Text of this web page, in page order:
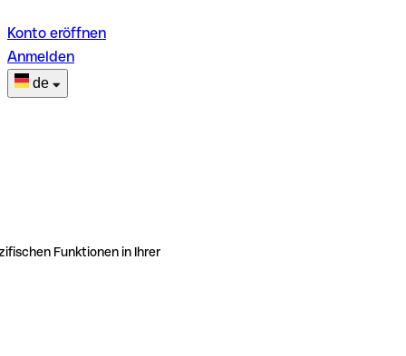
Konto eröffnen
Anmelden
de
Funktionen in Ihrer